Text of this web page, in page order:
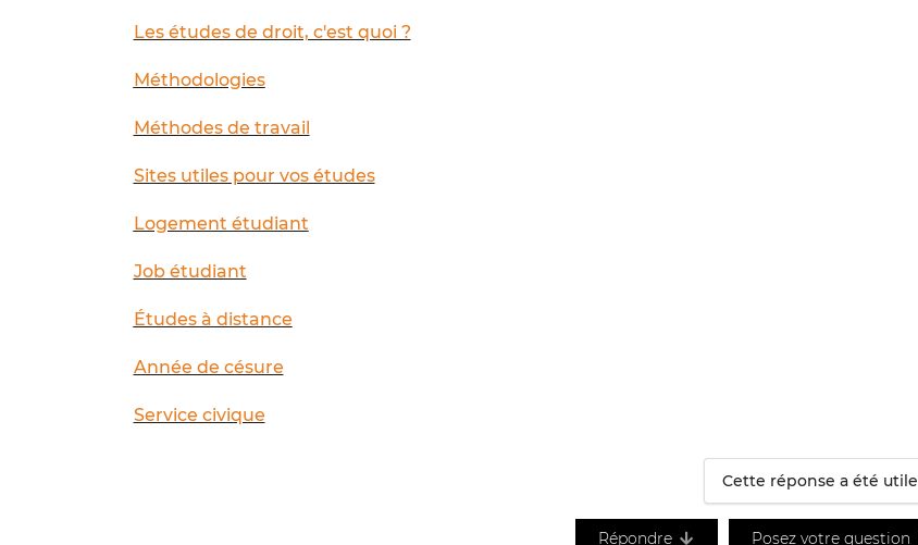
Les études de droit, c'est quoi ?
Méthodologies
Méthodes de travail
Sites utiles pour vos études
Logement étudiant
Job étudiant
Études à distance
Année de césure
Service civique
Cette réponse a été utile
Répondre Posez votre question